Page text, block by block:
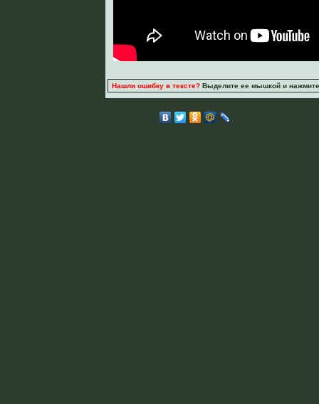
Нашли ошибку в тексте?Выделите ее мышкой и нажмите